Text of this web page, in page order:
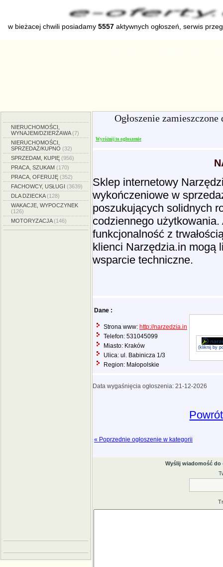
w bieżacej chwili posiadamy 5557 aktywnych ogłoszeń, serwis
NIERUCHOMOŚCI,
WYNAJEM/DZIERŻAWA(7)
NIERUCHOMOŚCI,
SPRZEDAŻ/KUPNO (32)
SPRZEDAM, KUPIĘ (956)
PRACA, SZUKAM (170)
PRACA, OFERUJĘ (352)
FACHOWCY, USŁUGI (3639)
DLA DZIECKA(128)
WAKACJE, WYPOCZYNEK
(126)
MOTORYZACJA(146)
Ogłoszenie
Wyróżnij to ogłoszenie
Sklep internetowy
wykończeniowe w
poszukujących solidnych
codziennego
funkcjonalność z
klienci Narzędzia.in mogą
wsparcie techniczne.
Dane :
Strona www: http://narzedzia.in
Telefon: 531045099
Miasto: Kraków
Ulica: ul. Babinicza 1/3
Region: Małopolskie
(kliknij by
Data wygaśnięcia ogłoszenia: 21-12-2026
« Poprzednie ogłoszenie w kategorii
Wyślij wiadomość